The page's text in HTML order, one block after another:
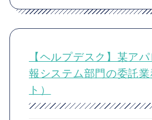
【ヘルプデスク】某ア
報システム部門の委託
ト）